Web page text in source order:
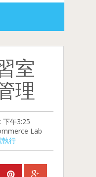
室
理
下午3:25
Lab
執行